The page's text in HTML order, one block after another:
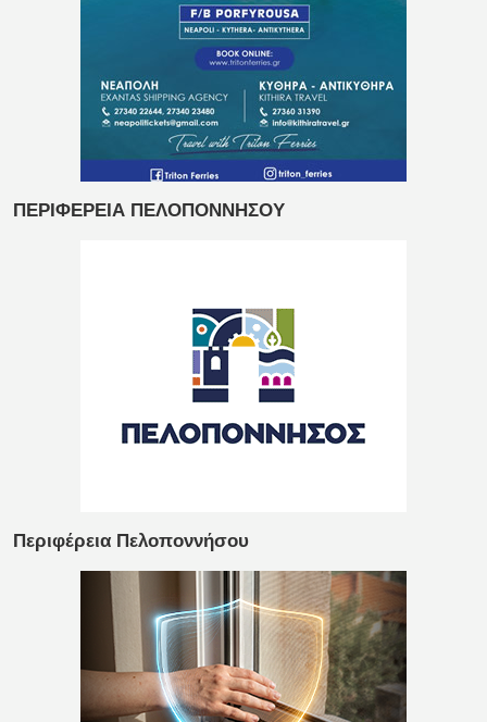
ΠΕΡΙΦΕΡΕΙΑ ΠΕΛΟΠΟΝΝΗΣΟΥ
Περιφέρεια Πελοποννήσου